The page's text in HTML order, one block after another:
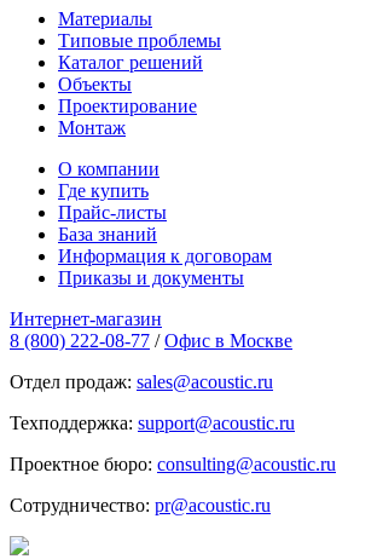
Материалы
Типовые проблемы
Каталог решений
Объекты
Проектирование
Монтаж
О компании
Где купить
Прайс-листы
База знаний
Информация к договорам
Приказы и документы
Интернет-магазин
8 (800) 222-08-77 / Офис в Москве
Отдел продаж: sales@acoustic.ru
Техподдержка: support@acoustic.ru
Проектное бюро: consulting@acoustic.ru
Сотрудничество: pr@acoustic.ru